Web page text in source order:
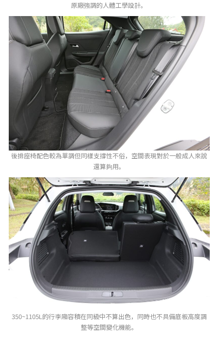
原廠強調的人體工學設計。
後排座椅配色較為單調但同樣支撐性不俗，空間表現對於一般成人來說
還算夠用。
350~1105L的行李廂容積在同級中不算出色，同時也不具備底板高度調
整等空間變化機能。